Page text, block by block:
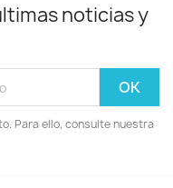
noticias y
Para ello, consulte nuestra